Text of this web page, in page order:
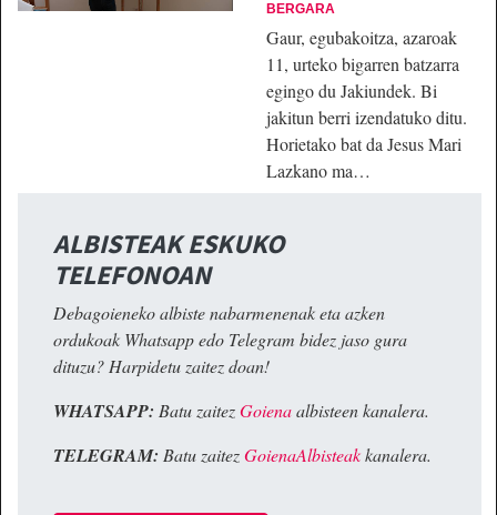
BERGARA
Gaur, egubakoitza, azaroak
11, urteko bigarren batzarra
egingo du Jakiundek. Bi
jakitun berri izendatuko ditu.
Horietako bat da Jesus Mari
Lazkano ma…
ALBISTEAK ESKUKO
TELEFONOAN
Debagoieneko albiste nabarmenenak eta azken
ordukoak Whatsapp edo Telegram bidez jaso gura
dituzu? Harpidetu zaitez doan!
WHATSAPP: Batu zaitezGoienaalbisteen kanalera.
TELEGRAM: Batu zaitezGoienaAlbisteakkanalera.